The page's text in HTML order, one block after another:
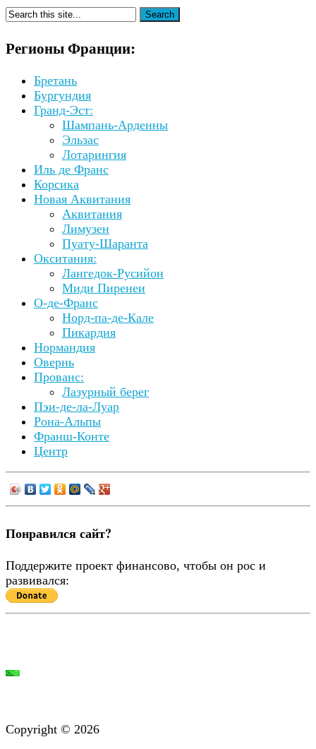
Регионы Франции:
Бретань
Бургундия
Гранд-Эст:
Шампань-Арденны
Эльзас
Лотарингия
Иль де Франс
Корсика
Новая Аквитания
Аквитания
Лимузен
Пуату-Шаранта
Окситания:
Лангедок-Русийон
Миди Пиренеи
О-де-Франс
Норд-па-де-Кале
Пикардия
Нормандия
Овернь
Прованс:
Лазурный берег
Пэи-де-ла-Луар
Рона-Альпы
Франш-Конте
Центр
Понравился сайт?
Поддержите проект финансово, чтобы он рос и
развивался:
Copyright © 2026